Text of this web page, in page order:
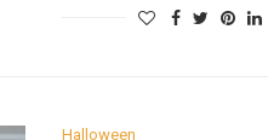
Halloween